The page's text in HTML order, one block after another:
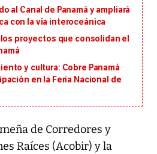
al Canal de Panamá y ampliará
con la vía interoceánica
proyectos que consolidan el
y cultura: Cobre Panamá
en la Feria Nacional de
de Corredores y
Raíces (Acobir) y la